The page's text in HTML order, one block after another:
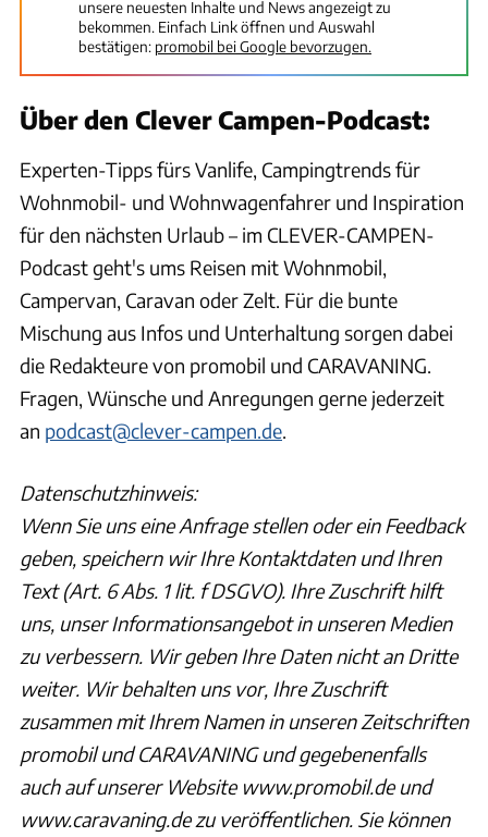
unsere neuesten Inhalte und News angezeigt zu
bekommen. Einfach Link öffnen und Auswahl
bestätigen: promobil bei Google bevorzugen.
Über den Clever Campen-Podcast:
Experten-Tipps fürs Vanlife, Campingtrends für
Wohnmobil- und Wohnwagenfahrer und Inspiration
für den nächsten Urlaub – im CLEVER-CAMPEN-
Podcast geht's ums Reisen mit Wohnmobil,
Campervan, Caravan oder Zelt. Für die bunte
Mischung aus Infos und Unterhaltung sorgen dabei
die Redakteure von promobil und CARAVANING.
Fragen, Wünsche und Anregungen gerne jederzeit
an podcast@clever-campen.de
Datenschutzhinweis:
Wenn Sie uns eine Anfrage stellen oder ein Feedback
geben, speichern wir Ihre Kontaktdaten und Ihren
Text (Art. 6 Abs. 1 lit. f DSGVO). Ihre Zuschrift hilft
uns, unser Informationsangebot in unseren Medien
zu verbessern. Wir geben Ihre Daten nicht an Dritte
weiter. Wir behalten uns vor, Ihre Zuschrift
zusammen mit Ihrem Namen in unseren Zeitschriften
promobil und CARAVANING und gegebenenfalls
auch auf unserer Website www.promobil.de und
www.caravaning.de zu veröffentlichen. Sie können